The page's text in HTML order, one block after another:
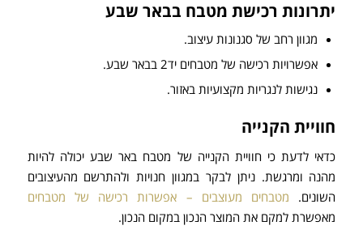
יתרונות רכישת מטבח בבאר שבע
מגוון רחב של סגנונות עיצוב.
אפשרויות רכישה של מטבחים יד2 בבאר שבע.
נגישות לנגריות מקצועיות באזור.
חוויית הקנייה
כדאי לדעת כי חוויית הקנייה של מטבח באר שבע יכולה להיות
מהנה ומרגשת. ניתן לבקר במגוון חנויות ולהתרשם מהעיצובים
השונים. מטבחים מעוצבים – אפשרות רכישה של מטבחים
מאפשרת למקם את המוצר הנכון במקום הנכון.